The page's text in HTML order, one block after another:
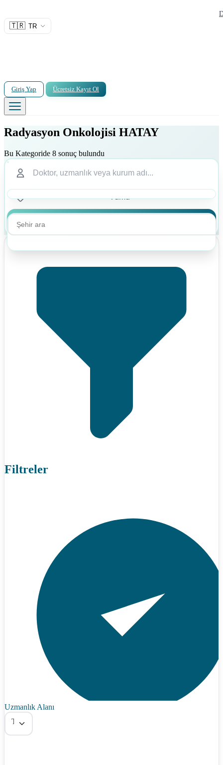
🇹🇷 TR
Giriş Yap Ücretsiz Kayıt Ol
Radyasyon Onkolojisi HATAY
Bu Kategoride 8 sonuç bulundu
Filtreler
Uzmanlık Alanı
Tümü